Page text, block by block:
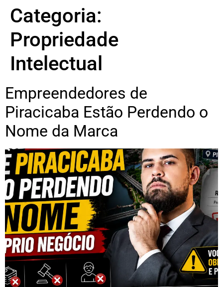
Categoria:
Propriedade
Intelectual
Empreendedores de
Piracicaba Estão Perdendo o
Nome da Marca